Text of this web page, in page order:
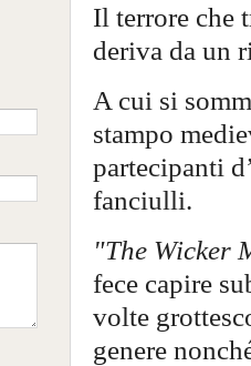
Il terrore che
deriva da un
A cui si
stampo
partecipanti
fanciulli.
"The Wicker
fece capire
volte
genere